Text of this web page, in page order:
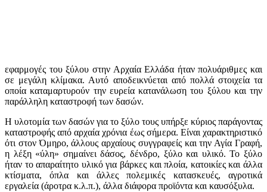
εφαρμογές του ξύλου στην Αρχαία Ελλάδα ήταν πολυάριθμες και
σε μεγάλη κλίμακα. Αυτό αποδεικνύεται από πολλά στοιχεία τα
οποία καταμαρτυρούν την ευρεία κατανάλωση του ξύλου και την
παράλληλη καταστροφή των δασών.
Η υλοτομία των δασών για το ξύλο τους υπήρξε κύριος παράγοντας
καταστροφής από αρχαία χρόνια έως σήμερα. Είναι χαρακτηριστικό
ότι στον Όμηρο, άλλους αρχαίους συγγραφείς και την Αγία Γραφή,
η λέξη «ύλη» σημαίνει δάσος, δένδρο, ξύλο και υλικό. Το ξύλο
ήταν το απαραίτητο υλικό για βάρκες και πλοία, κατοικίες και άλλα
κτίσματα, όπλα και άλλες πολεμικές κατασκευές, αγροτικά
εργαλεία (άροτρα κ.λ.π.), άλλα διάφορα προϊόντα και καυσόξυλα.